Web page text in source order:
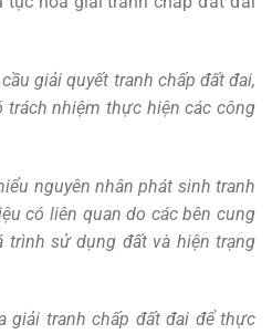
giải quyết tranh chấp đất đai,
trách nhiệm thực hiện các công
nguyên nhân phát sinh tranh
có liên quan do các bên cung
trình sử dụng đất và hiện trạng
giải tranh chấp đất đai để thực